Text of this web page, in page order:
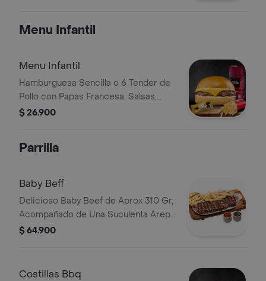
Menu Infantil
Menu Infantil
Hamburguesa Sencilla o 6 Tender de
Pollo con Papas Francesa, Salsas,
Jugo Del Valle 200 ml y Juguete de
$ 26.900
Parrilla
Baby Beff
Delicioso Baby Beef de Aprox 310 Gr,
Acompañado de Una Suculenta Arepa
Recién Hecha y Papas Francesa.
$ 64.900
Costillas Bbq